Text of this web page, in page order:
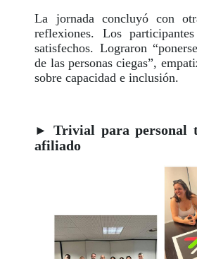
La jornada concluyó con
reflexiones. Los
satisfechos. Lograron
de las personas ciegas”,
sobre capacidad e inclusión.
► Trivial para personal
afiliado